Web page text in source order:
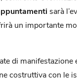
sarà
un importante
di
costruttiva con le